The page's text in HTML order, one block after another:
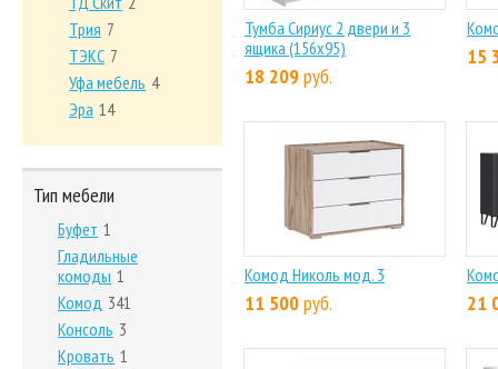
Тумба Сириус 2 двери и 3
ящика (156х95)
18 209руб.
15
Комод Николь мод. 3
11 500руб. 21
Трия 7
ТЭКС 7
Уфа мебель 4
Эра 14
Тип мебели
Буфет 1
Гладильные
комоды 1
Комод 341
Консоль 3
Кровать 1